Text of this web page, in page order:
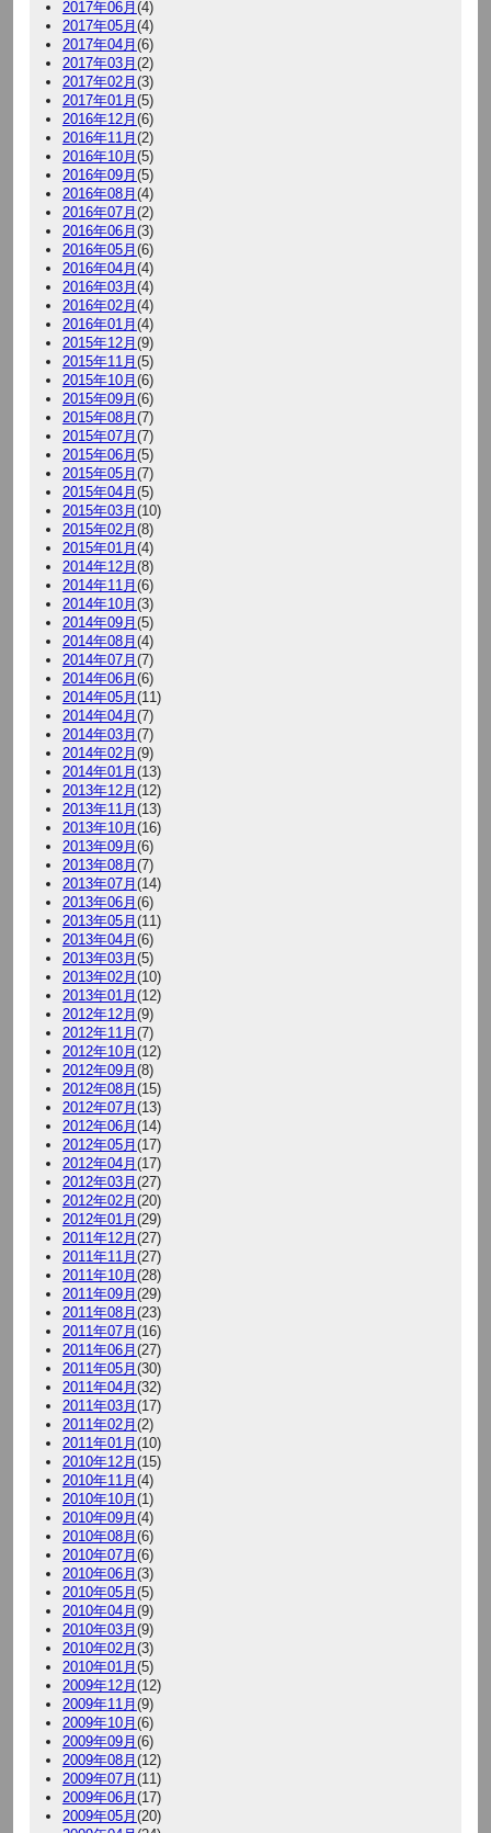
2017年06月 (4)
2017年05月 (4)
2017年04月 (6)
2017年03月 (2)
2017年02月 (3)
2017年01月 (5)
2016年12月 (6)
2016年11月 (2)
2016年10月 (5)
2016年09月 (5)
2016年08月 (4)
2016年07月 (2)
2016年06月 (3)
2016年05月 (6)
2016年04月 (4)
2016年03月 (4)
2016年02月 (4)
2016年01月 (4)
2015年12月 (9)
2015年11月 (5)
2015年10月 (6)
2015年09月 (6)
2015年08月 (7)
2015年07月 (7)
2015年06月 (5)
2015年05月 (7)
2015年04月 (5)
2015年03月 (10)
2015年02月 (8)
2015年01月 (4)
2014年12月 (8)
2014年11月 (6)
2014年10月 (3)
2014年09月 (5)
2014年08月 (4)
2014年07月 (7)
2014年06月 (6)
2014年05月 (11)
2014年04月 (7)
2014年03月 (7)
2014年02月 (9)
2014年01月 (13)
2013年12月 (12)
2013年11月 (13)
2013年10月 (16)
2013年09月 (6)
2013年08月 (7)
2013年07月 (14)
2013年06月 (6)
2013年05月 (11)
2013年04月 (6)
2013年03月 (5)
2013年02月 (10)
2013年01月 (12)
2012年12月 (9)
2012年11月 (7)
2012年10月 (12)
2012年09月 (8)
2012年08月 (15)
2012年07月 (13)
2012年06月 (14)
2012年05月 (17)
2012年04月 (17)
2012年03月 (27)
2012年02月 (20)
2012年01月 (29)
2011年12月 (27)
2011年11月 (27)
2011年10月 (28)
2011年09月 (29)
2011年08月 (23)
2011年07月 (16)
2011年06月 (27)
2011年05月 (30)
2011年04月 (32)
2011年03月 (17)
2011年02月 (2)
2011年01月 (10)
2010年12月 (15)
2010年11月 (4)
2010年10月 (1)
2010年09月 (4)
2010年08月 (6)
2010年07月 (6)
2010年06月 (3)
2010年05月 (5)
2010年04月 (9)
2010年03月 (9)
2010年02月 (3)
2010年01月 (5)
2009年12月 (12)
2009年11月 (9)
2009年10月 (6)
2009年09月 (6)
2009年08月 (12)
2009年07月 (11)
2009年06月 (17)
2009年05月 (20)